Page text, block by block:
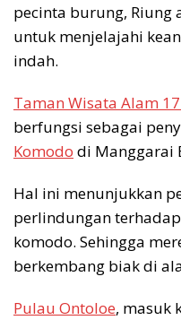
pecinta burung, Riung
untuk menjelajahi
indah.
Taman Wisata Alam
berfungsi sebagai
Komodo di Manggarai
Hal ini menunjukkan
perlindungan
komodo. Sehingga
berkembang biak di
Pulau Ontoloe, masuk